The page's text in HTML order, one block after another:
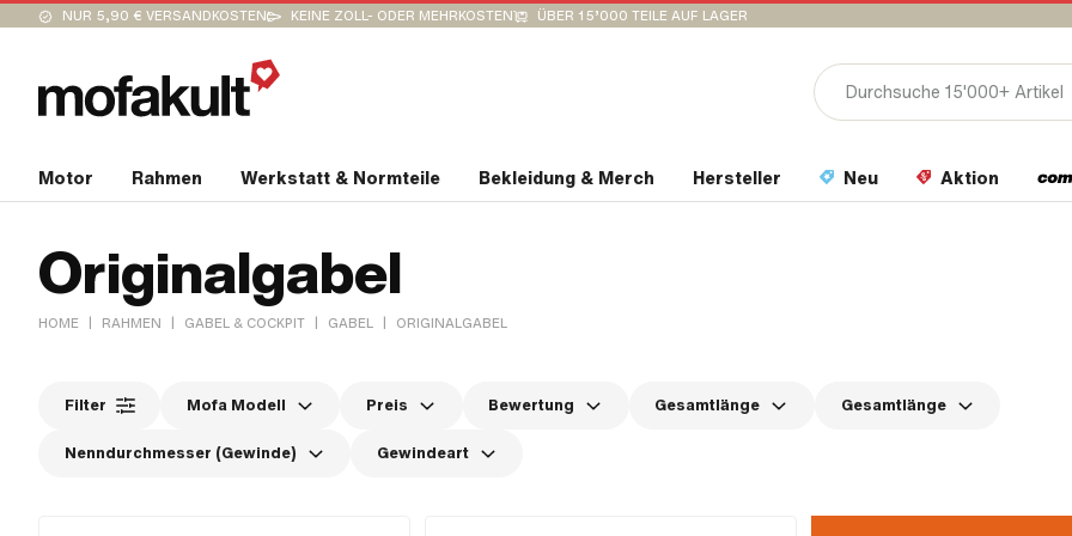
NUR 5,90 € VERSANDKOSTEN KEINE ZOLL- ODER MEHRKOSTEN ÜBER 15’000 TEILE AUF LAGER
Motor Rahmen Werkstatt & Normteile Bekleidung & Merch Hersteller Neu Aktion
Originalgabel
HOME | RAHMEN | GABEL & COCKPIT | GABEL | ORIGINALGABEL
Filter Mofa Modell Preis Bewertung Gesamtlänge Gesamtlänge
Nenndurchmesser (Gewinde) Gewindeart